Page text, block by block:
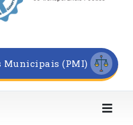
Municipais (PMI)